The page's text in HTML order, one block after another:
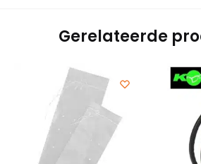
Gerelateerde